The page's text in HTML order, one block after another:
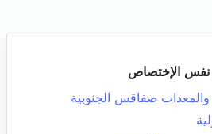
الإختصاص
صفاقس الجنوبية